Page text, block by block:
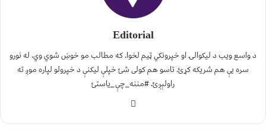
Editorial
د واسع ویب د لیکوالۍ او خپرونکي ټیم لخوا. که مطالب مو خوښ شوي وي، له نورو
سره یې هم شریکه کړئ. تاسو هم کولی شئ خپلې لیکنې د خپرولو لپاره موږ ته
راولېږئ. #مننه_چې_یاستئ